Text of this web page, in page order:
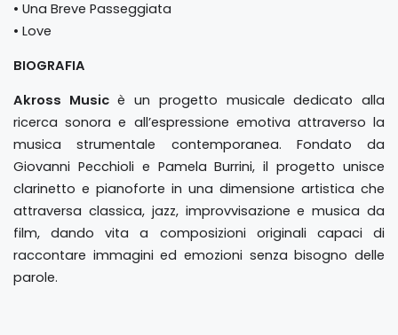
• Una Breve Passeggiata
• Love
BIOGRAFIA
Akross Musicè un progetto musicale dedicato alla
ricerca sonora e all’espressione emotiva attraverso la
musica strumentale contemporanea. Fondato da
Giovanni Pecchioli e Pamela Burrini, il progetto unisce
clarinetto e pianoforte in una dimensione artistica che
attraversa classica, jazz, improvvisazione e musica da
film, dando vita a composizioni originali capaci di
raccontare immagini ed emozioni senza bisogno delle
parole.